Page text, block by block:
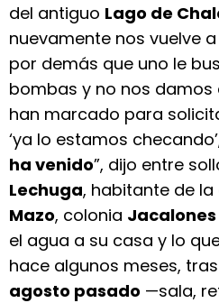
del antiguo Lago de
nuevamente nos vuelve
por demás que uno le
bombas y no nos damos
han marcado para
‘ya lo estamos
ha venido”, dijo entre
Lechuga, habitante de la
Mazo, colonia Jacalones
el agua a su casa y lo
hace algunos meses,
agosto pasado —sala,